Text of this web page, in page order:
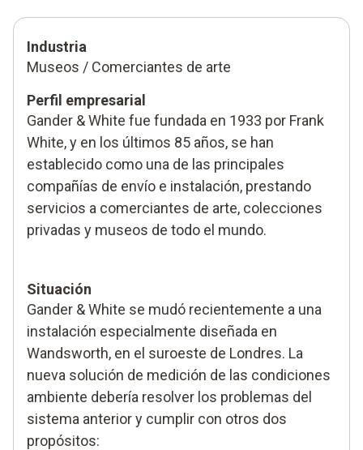
Industria
Museos / Comerciantes de arte
Perfil empresarial
Gander & White fue fundada en 1933 por Frank
White, y en los últimos 85 años, se han
establecido como una de las principales
compañías de envío e instalación, prestando
servicios a comerciantes de arte, colecciones
privadas y museos de todo el mundo.
Situación
Gander & White se mudó recientemente a una
instalación especialmente diseñada en
Wandsworth, en el suroeste de Londres. La
nueva solución de medición de las condiciones
ambiente debería resolver los problemas del
sistema anterior y cumplir con otros dos
propósitos: